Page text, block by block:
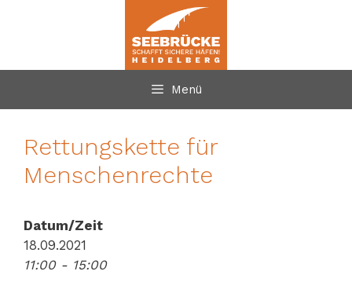
Menü
Rettungskette für
Menschenrechte
Datum/Zeit
18.09.2021
11:00 - 15:00